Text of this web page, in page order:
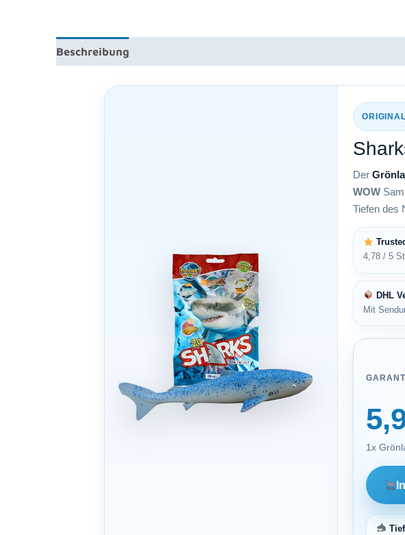
Beschreibung
Der
WOW
Tiefen des
4,78 / 5
DHL
Mit
1x